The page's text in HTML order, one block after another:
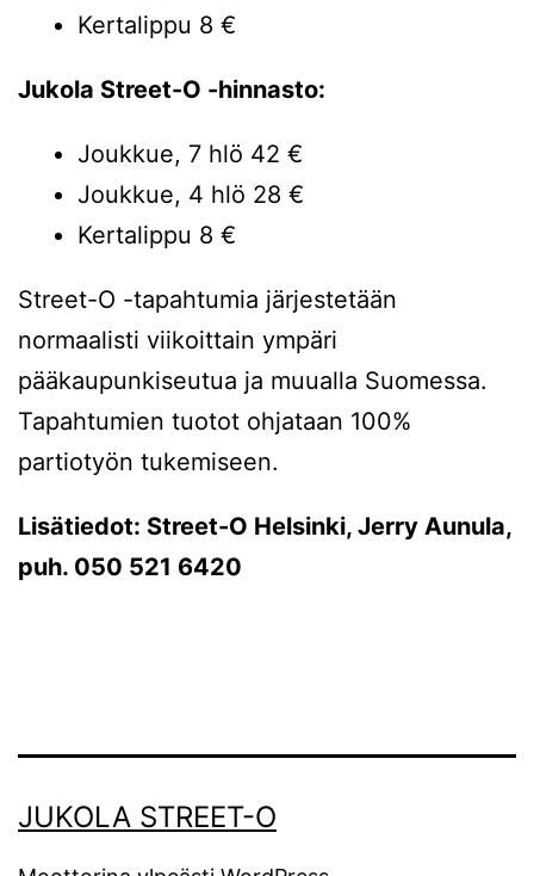
Kertalippu 8 €
Jukola Street-O -hinnasto:
Joukkue, 7 hlö 42 €
Joukkue, 4 hlö 28 €
Kertalippu 8 €
Street-O -tapahtumia järjestetään
normaalisti viikoittain ympäri
pääkaupunkiseutua ja muualla Suomessa.
Tapahtumien tuotot ohjataan 100%
partiotyön tukemiseen.
Lisätiedot: Street-O Helsinki, Jerry Aunula,
puh. 050 521 6420
JUKOLA STREET-O